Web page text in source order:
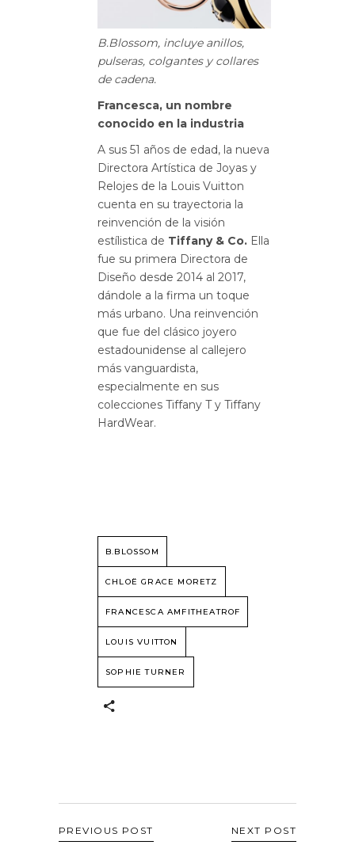
B.Blossom, incluye anillos,
pulseras, colgantes y collares
de cadena.
Francesca, un nombre
conocido en la industria
A sus 51 años de edad, la nueva
Directora Artística de Joyas y
Relojes de la Louis Vuitton
cuenta en su trayectoria la
reinvención de la visión
estílistica de Tiffany & Co. Ella
fue su primera Directora de
Diseño desde 2014 al 2017,
dándole a la firma un toque
más urbano. Una reinvención
que fue del clásico joyero
estadounidense al callejero
más vanguardista,
especialmente en sus
colecciones Tiffany T y Tiffany
HardWear.
B.BLOSSOM
CHLOË GRACE MORETZ
FRANCESCA AMFITHEATROF
LOUIS VUITTON
SOPHIE TURNER
PREVIOUS POST NEXT POST